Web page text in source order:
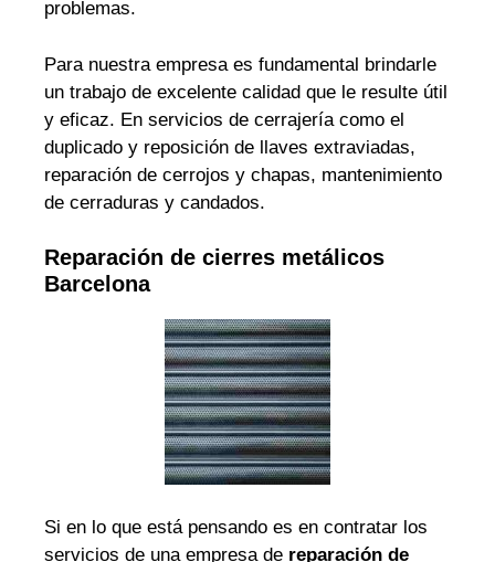
problemas.
Para nuestra empresa es fundamental brindarle
un trabajo de excelente calidad que le resulte útil
y eficaz. En servicios de cerrajería como el
duplicado y reposición de llaves extraviadas,
reparación de cerrojos y chapas, mantenimiento
de cerraduras y candados.
Reparación de cierres metálicos
Barcelona
Si en lo que está pensando es en contratar los
servicios de una empresa de reparación de